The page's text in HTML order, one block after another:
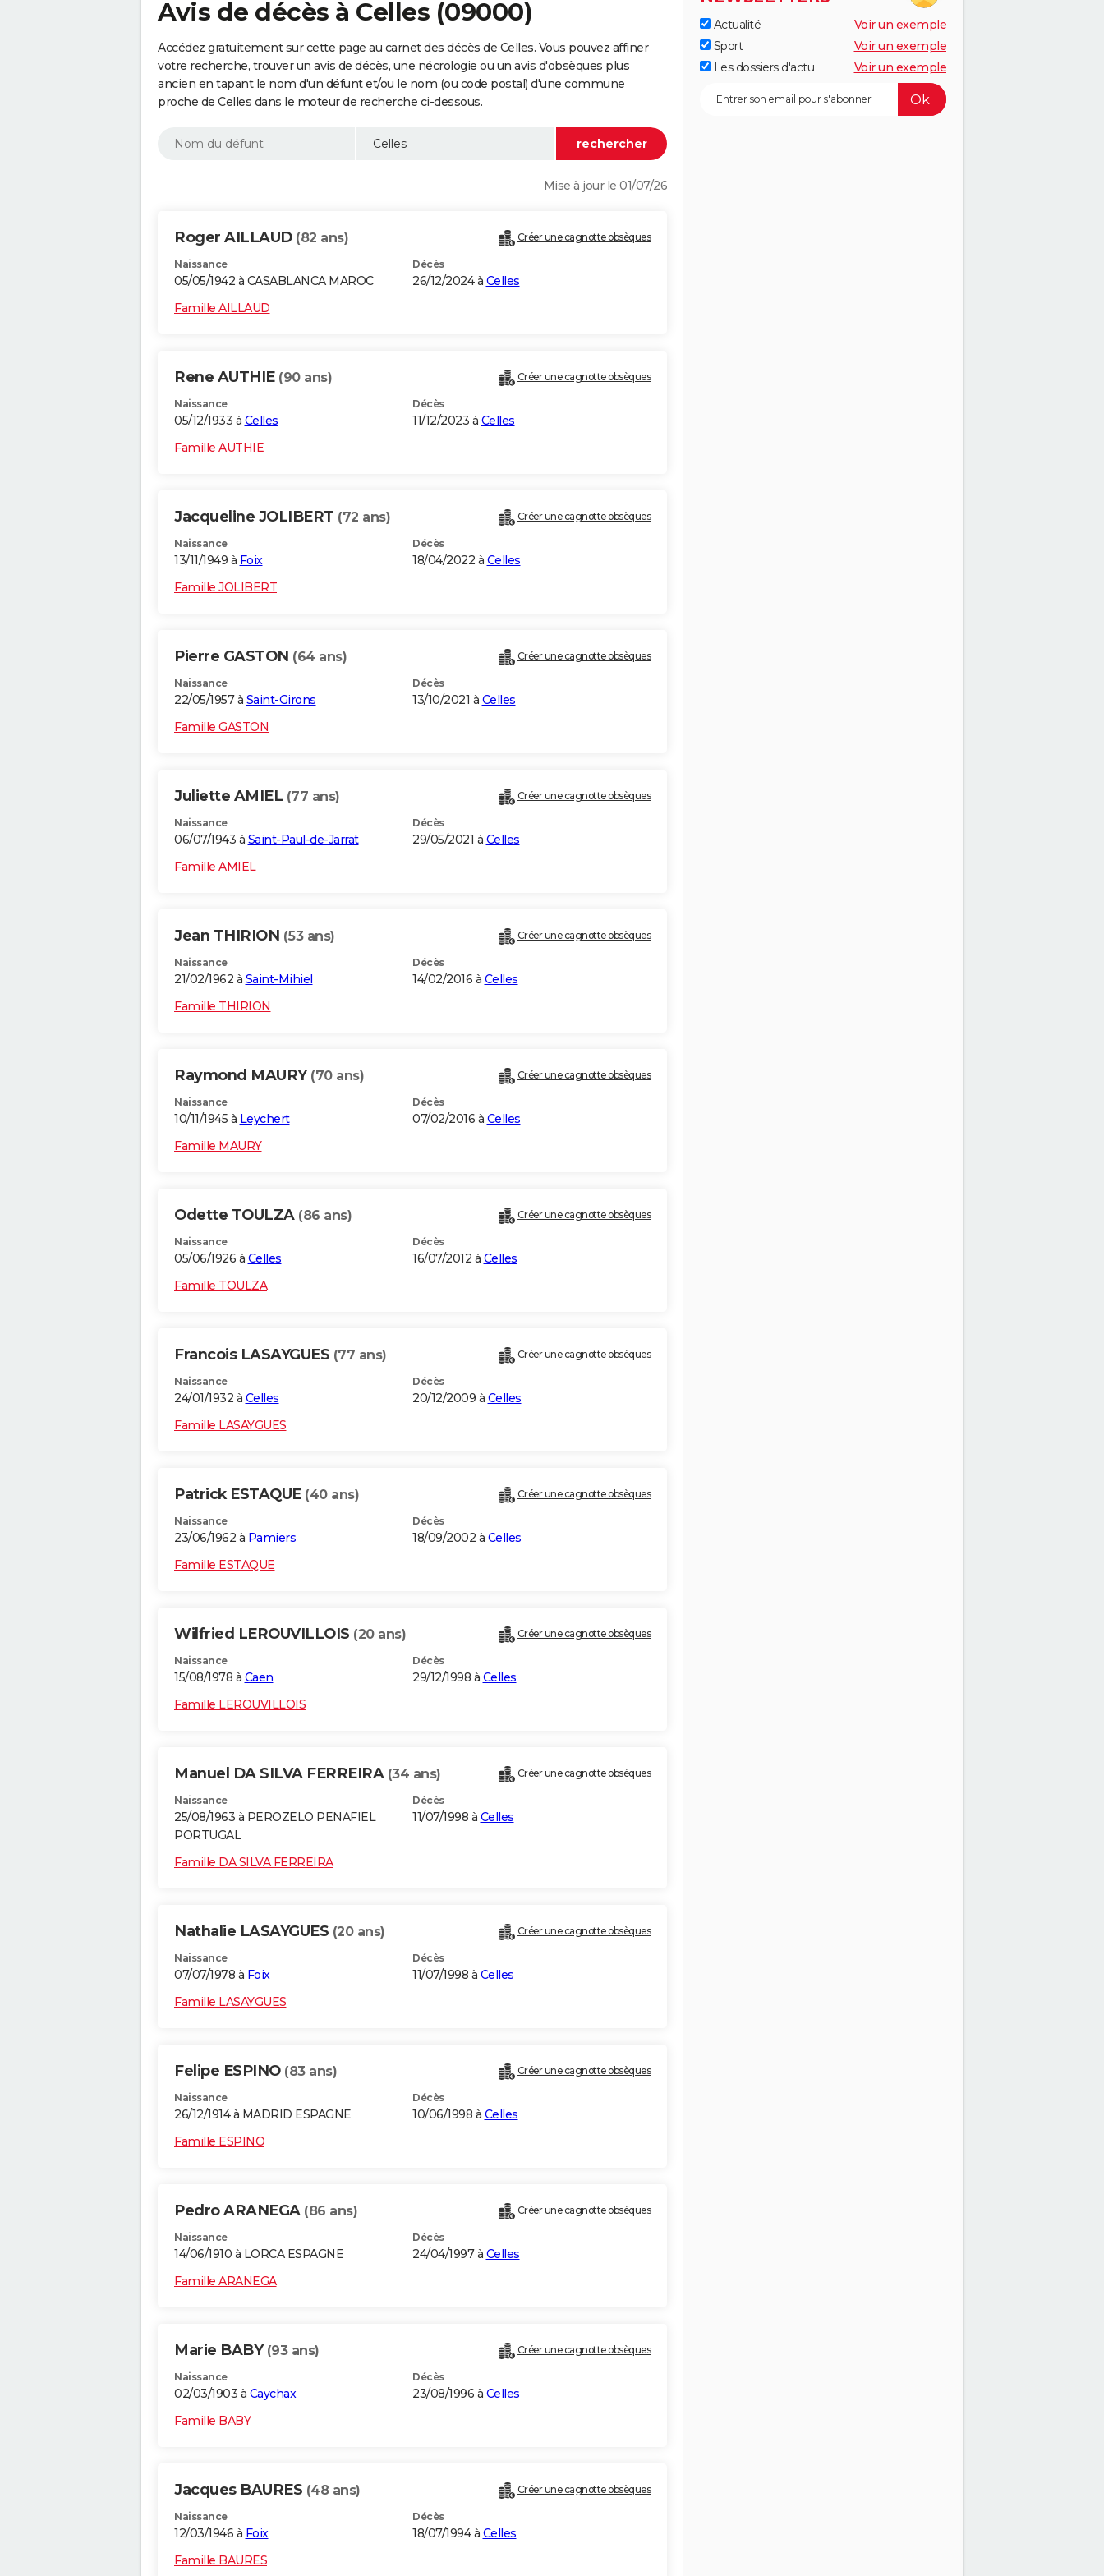
Avis de décès à Celles (09000)
Accédez gratuitement sur cette page au carnet des décès de Celles. Vous pouvez affiner
votre recherche, trouver un avis de décès, une nécrologie ou un avis d'obsèques plus
ancien en tapant le nom d'un défunt et/ou le nom (ou code postal) d'une commune
proche de Celles dans le moteur de recherche ci-dessous.
Mise à jour le 01/07/26
Roger AILLAUD (82 ans) Créer une cagnotte obsèques
Naissance
05/05/1942 à CASABLANCA MAROC
Décès
26/12/2024 à Celles
Famille AILLAUD
Rene AUTHIE (90 ans) Créer une cagnotte obsèques
Naissance
05/12/1933 à Celles
Décès
11/12/2023 à Celles
Famille AUTHIE
Jacqueline JOLIBERT (72 ans) Créer une cagnotte obsèques
Naissance
13/11/1949 à Foix
Décès
18/04/2022 à Celles
Famille JOLIBERT
Pierre GASTON (64 ans) Créer une cagnotte obsèques
Naissance
22/05/1957 à Saint-Girons
Décès
13/10/2021 à Celles
Famille GASTON
Juliette AMIEL (77 ans) Créer une cagnotte obsèques
Naissance
06/07/1943 à Saint-Paul-de-Jarrat
Décès
29/05/2021 à Celles
Famille AMIEL
Jean THIRION (53 ans) Créer une cagnotte obsèques
Naissance
21/02/1962 à Saint-Mihiel
Décès
14/02/2016 à Celles
Famille THIRION
Raymond MAURY (70 ans) Créer une cagnotte obsèques
Naissance
10/11/1945 à Leychert
Décès
07/02/2016 à Celles
Famille MAURY
Odette TOULZA (86 ans) Créer une cagnotte obsèques
Naissance
05/06/1926 à Celles
Décès
16/07/2012 à Celles
Famille TOULZA
Francois LASAYGUES (77 ans) Créer une cagnotte obsèques
Naissance
24/01/1932 à Celles
Décès
20/12/2009 à Celles
Famille LASAYGUES
Patrick ESTAQUE (40 ans) Créer une cagnotte obsèques
Naissance
23/06/1962 à Pamiers
Décès
18/09/2002 à Celles
Famille ESTAQUE
Wilfried LEROUVILLOIS (20 ans) Créer une cagnotte obsèques
Naissance
15/08/1978 à Caen
Décès
29/12/1998 à Celles
Famille LEROUVILLOIS
Manuel DA SILVA FERREIRA (34 ans) Créer une cagnotte obsèques
Naissance
25/08/1963 à PEROZELO PENAFIEL
PORTUGAL
Décès
11/07/1998 à Celles
Famille DA SILVA FERREIRA
Nathalie LASAYGUES (20 ans) Créer une cagnotte obsèques
Naissance
07/07/1978 à Foix
Décès
11/07/1998 à Celles
Famille LASAYGUES
Felipe ESPINO (83 ans) Créer une cagnotte obsèques
Naissance
26/12/1914 à MADRID ESPAGNE
Décès
10/06/1998 à Celles
Famille ESPINO
Pedro ARANEGA (86 ans) Créer une cagnotte obsèques
Naissance
14/06/1910 à LORCA ESPAGNE
Décès
24/04/1997 à Celles
Famille ARANEGA
Marie BABY (93 ans) Créer une cagnotte obsèques
Naissance
02/03/1903 à Caychax
Décès
23/08/1996 à Celles
Famille BABY
Jacques BAURES (48 ans) Créer une cagnotte obsèques
Naissance
12/03/1946 à Foix
Décès
18/07/1994 à Celles
Famille BAURES
Actualité
Voir un exemple
Sport
Voir un exemple
Les dossiers d'actu
Voir un exemple